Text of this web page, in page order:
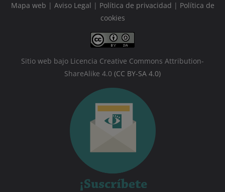
Mapa web | Aviso Legal | Política de privacidad | Política de
cookies
Sitio web bajo Licencia Creative Commons Attribution-
ShareAlike 4.0 (CC BY-SA 4.0)